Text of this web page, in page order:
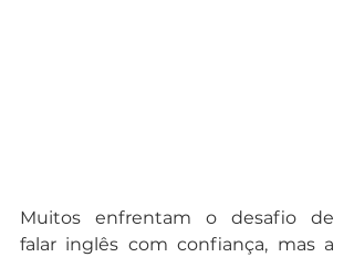
Muitos enfrentam o desafio de
falar inglês com confiança, mas a